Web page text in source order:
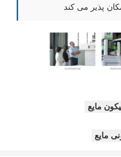
پذیر می کند
مایع
مایع